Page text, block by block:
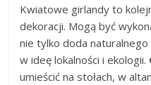
Kwiatowe girlandy to
dekoracji. Mogą być
nie tylko doda
w ideę lokalności i ekologii.
umieścić na stołach, w